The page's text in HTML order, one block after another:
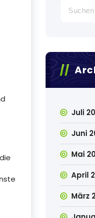
nach:
Juli
Juni
Mai
April
März